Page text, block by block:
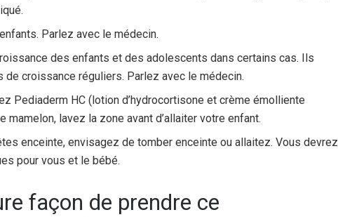
Parlez avec le médecin.
des enfants et des adolescents dans certains cas. Ils
croissance réguliers. Parlez avec le médecin.
Pediaderm HC (lotion d’hydrocortisone et crème émolliente
lavez la zone avant d’allaiter votre enfant.
enceinte, envisagez de tomber enceinte ou allaitez. Vous devrez
pour vous et le bébé.
façon de prendre ce